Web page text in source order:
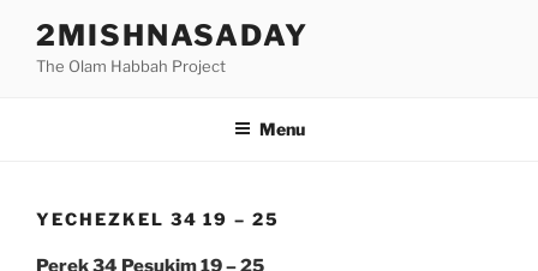
content
2MISHNASADAY
The Olam Habbah Project
Menu
YECHEZKEL 34 19 – 25
Perek 34 Pesukim 19 – 25